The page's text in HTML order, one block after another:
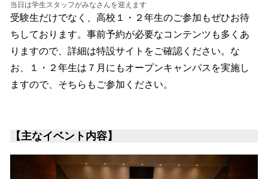
当日は学生スタッフがみなさんを迎えます
受験生だけでなく、高校１・２年生のご参加もぜひお待
ちしております。事前予約が必要なコンテンツも多くあ
りますので、詳細は特設サイトをご確認ください。な
お、１・２年生は７月にもオープンキャンパスを実施し
ますので、そちらもご参加ください。
【主なイベント内容】